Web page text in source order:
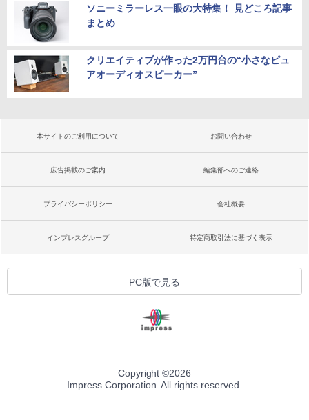
ソニーミラーレス一眼の大特集！ 見どころ記事
まとめ
クリエイティブが作った2万円台の“小さなピュ
アオーディオスピーカー”
本サイトのご利用について お問い合わせ
広告掲載のご案内 編集部へのご連絡
プライバシーポリシー 会社概要
インプレスグループ 特定商取引法に基づく表示
PC版で見る
Copyright ©2026
Impress Corporation. All rights reserved.